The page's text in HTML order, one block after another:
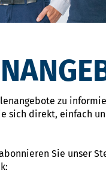
zu
sich direkt, einfach
Sie unser